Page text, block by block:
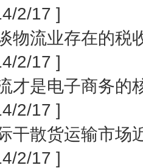
2/17 ]
物流业存在的税
2/17 ]
才是电子商务的
2/17 ]
干散货运输市场
2/17 ]